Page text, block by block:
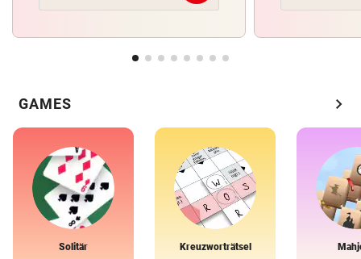
GAMES chevron_right
Solitär Kreuzworträtsel